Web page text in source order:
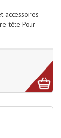
accessoires -
tête Pour